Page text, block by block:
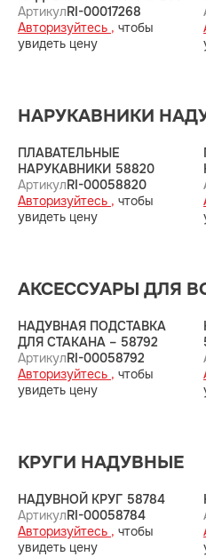
АртикулRI-00017268
Авторизуйтесь , чтобы
увидеть цену
НАРУКАВНИКИ
ПЛАВАТЕЛЬНЫЕ
НАРУКАВНИКИ 58820
АртикулRI-00058820
Авторизуйтесь , чтобы
увидеть цену
АКСЕССУАРЫ ДЛЯ
НАДУВНАЯ ПОДСТАВКА
ДЛЯ СТАКАНА – 58792
АртикулRI-00058792
Авторизуйтесь , чтобы
увидеть цену
КРУГИ НАДУВНЫЕ
НАДУВНОЙ КРУГ 58784
АртикулRI-00058784
Авторизуйтесь , чтобы
увидеть цену